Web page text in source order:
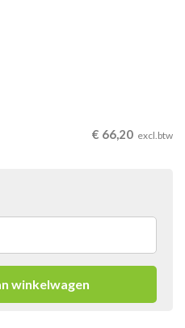
€ 66,20 excl.btw
winkelwagen